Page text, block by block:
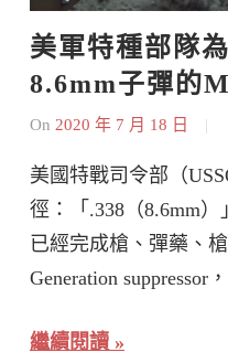
美軍特種部隊
8.6mm子彈的
On 2020 年 7 月 18 日
美國特戰司令部（
徑：「.338（8.6mm
已經完成槍、彈藥、
Generation suppressor
繼續閱讀